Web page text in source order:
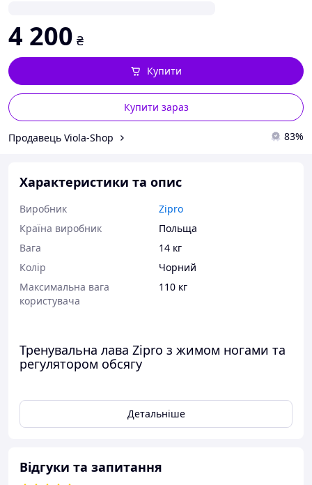
4 200 ₴
Купити зараз
Купити
Продавець Viola-Shop 83%
Характеристики та опис
Виробник
Zipro
Країна виробник
Польща
Вага
14 кг
Колір
Чорний
Максимальна вага
користувача
110 кг
Тренувальна лава Zipro з жимом ногами та
регулятором обсягу
можливостями
ZIPRO Volume - це багатофункціональна
що компактні розміри не обов'язково
означають втрату функціональності.
Детальніше
Відгуки та запитання